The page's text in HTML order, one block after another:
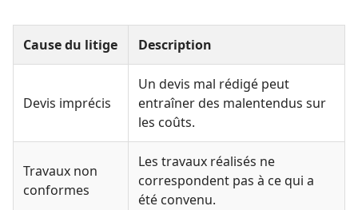
Cause du litige Description
Devis imprécis
Un devis mal rédigé peut
entraîner des malentendus sur
les coûts.
Travaux non
conformes
Les travaux réalisés ne
correspondent pas à ce qui a
été convenu.